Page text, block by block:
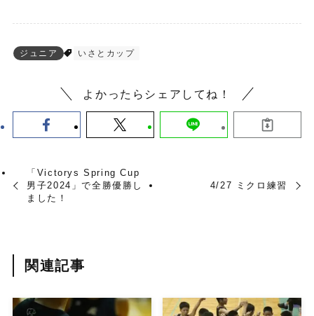
ジュニア いさとカップ
よかったらシェアしてね！
「Victorys Spring Cup
男子2024」で全勝優勝し
ました！
4/27 ミクロ練習
関連記事